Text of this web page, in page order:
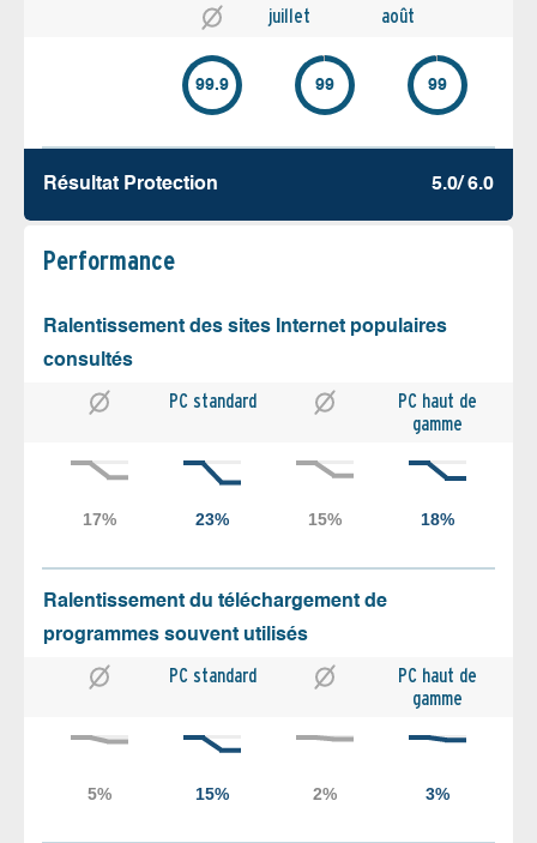
juillet août
99.9 99 99
Résultat Protection 5.0/ 6.0
Performance
Ralentissement des sites Internet populaires
consultés
PC standard
PC haut de
gamme
Ralentissement du téléchargement de
programmes souvent utilisés
PC standard
PC haut de
gamme